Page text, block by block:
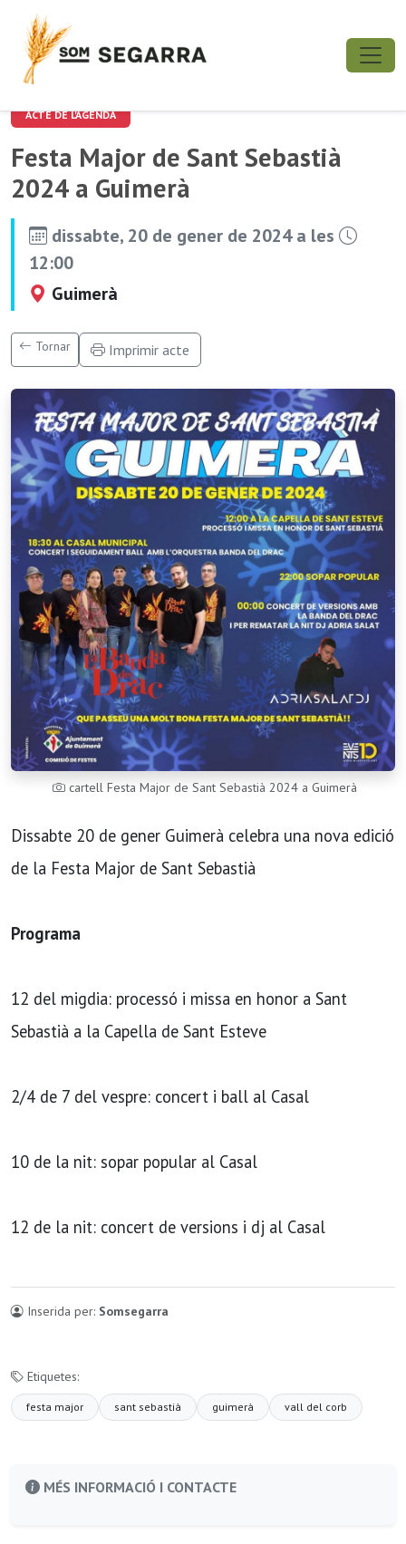
ACTE DE L'AGENDA
Festa Major de Sant Sebastià
2024 a Guimerà
dissabte, 20 de gener de 2024 a les
12:00
Guimerà
Tornar Imprimir acte
cartell Festa Major de Sant Sebastià 2024 a Guimerà
Dissabte 20 de gener Guimerà celebra una nova edició
de la Festa Major de Sant Sebastià
Programa
12 del migdia: processó i missa en honor a Sant
Sebastià a la Capella de Sant Esteve
2/4 de 7 del vespre: concert i ball al Casal
10 de la nit: sopar popular al Casal
12 de la nit: concert de versions i dj al Casal
Inserida per: Somsegarra
Etiquetes:
festa major sant sebastià guimerà vall del corb
MÉS INFORMACIÓ I CONTACTE